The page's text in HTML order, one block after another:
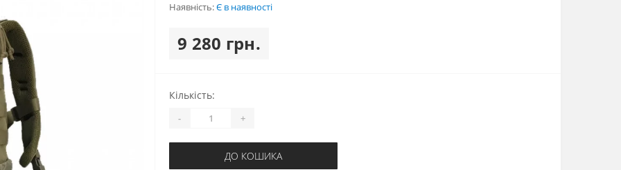
Наявність:Є в наявності
9 280 грн.
Кількість:
- +
ДО КОШИКА